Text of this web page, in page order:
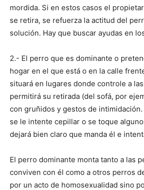
–
Fotos
de
mordida. Si en estos casos el
se retira, se refuerza la actitud del
solución. Hay que buscar ayudas en
2.- El perro que es dominante o
hogar en el que está o en la calle
situará en lugares donde controle a
permitirá su retirada (del sofá, por
con gruñidos y gestos de intimidación.
se le intente cepillar o se toque
dejará bien claro que manda él e
El perro dominante monta tanto a las
conviven con él como a otros perros
por un acto de homosexualidad sino